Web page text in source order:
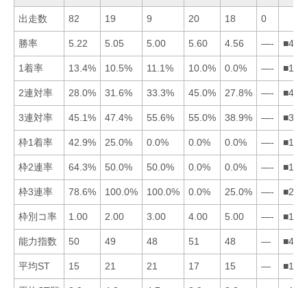
出走数 82 19 9 20 18 0
勝率 5.22 5.05 5.00 5.60 4.56 —-
1着率 13.4% 10.5% 11.1% 10.0% 0.0% —-
2連対率 28.0% 31.6% 33.3% 45.0% 27.8% —-
3連対率 45.1% 47.4% 55.6% 55.0% 38.9% —-
枠1着率 42.9% 25.0% 0.0% 0.0% 0.0% —-
枠2連率 64.3% 50.0% 50.0% 0.0% 0.0% —-
枠3連率 78.6% 100.0% 100.0% 0.0% 25.0% —-
枠別コ率 1.00 2.00 3.00 4.00 5.00 —-
能力指数 50 49 48 51 48 —
平均ST 15 21 21 17 15 —